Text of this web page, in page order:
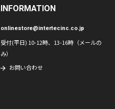
INFORMATION
onlinestore@intertecinc.co.jp
受付(平日) 10-12時、13-16時（メールの
み）
お問い合わせ